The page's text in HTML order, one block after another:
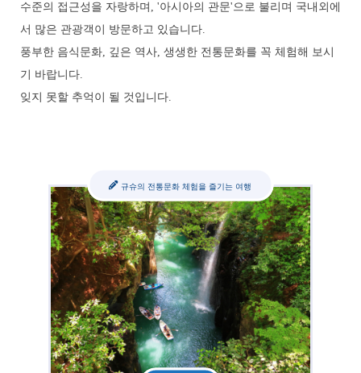
수준의 접근성을 자랑하며, '아시아의 관문'으로 불리며 국내외에
서 많은 관광객이 방문하고 있습니다.
풍부한 음식문화, 깊은 역사, 생생한 전통문화를 꼭 체험해 보시
기 바랍니다.
잊지 못할 추억이 될 것입니다.
규슈의 전통문화 체험을 즐기는 여행